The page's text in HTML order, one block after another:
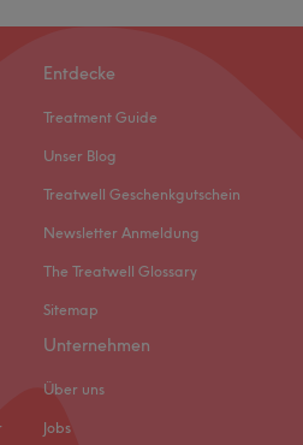
Entdecke
Treatment Guide
Unser Blog
Treatwell Geschenkgutschein
Newsletter Anmeldung
The Treatwell Glossary
Sitemap
Unternehmen
Über uns
Jobs